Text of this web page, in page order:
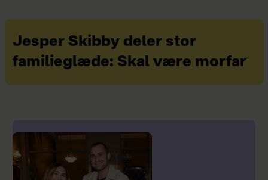
Jesper Skibby deler stor
familieglæde: Skal være morfar